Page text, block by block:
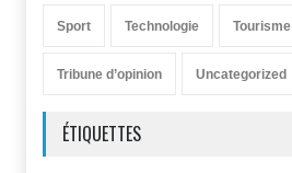
Sport Technologie Tourisme
Tribune d’opinion Uncategorized
ÉTIQUETTES